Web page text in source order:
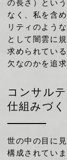
の長さ）とい
なく、私を含
リティのよう
として闇雲に
求められてい
欠なのかを追
コンサル
仕組みづく
世の中の目に
構成されていま